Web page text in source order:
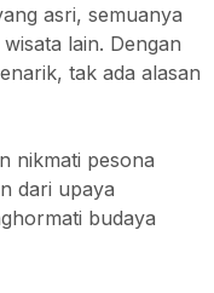
asri, semuanya
lain. Dengan
tak ada alasan
nikmati pesona
dari upaya
budaya